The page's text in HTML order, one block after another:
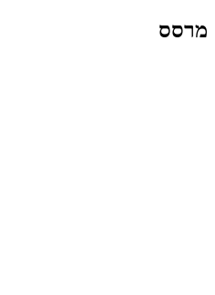
מרסס